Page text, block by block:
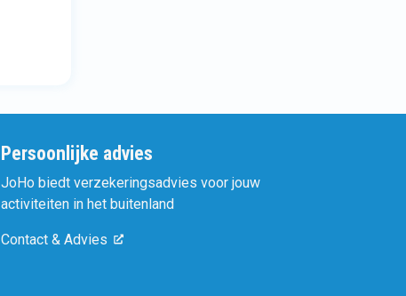
Persoonlijke advies
JoHo biedt verzekeringsadvies voor jouw
activiteiten in het buitenland
Contact & Advies